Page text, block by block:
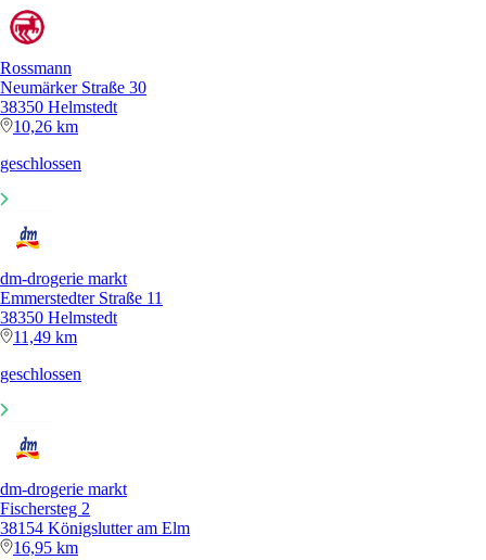
Rossmann
Neumärker Straße 30
38350 Helmstedt
10,26 km
geschlossen
dm-drogerie markt
Emmerstedter Straße 11
38350 Helmstedt
11,49 km
geschlossen
dm-drogerie markt
Fischersteg 2
38154 Königslutter am Elm
16,95 km